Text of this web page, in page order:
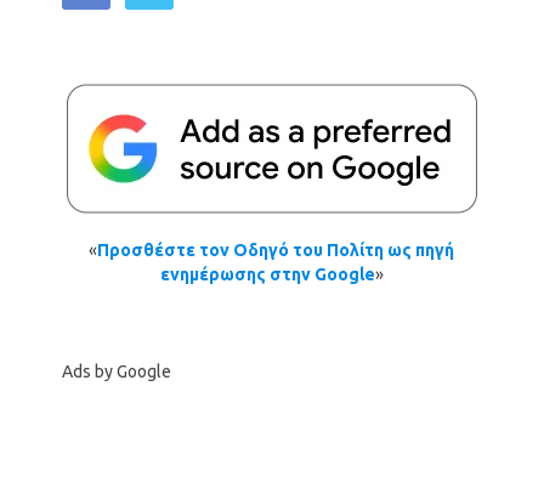
«Προσθέστε τον Οδηγό του Πολίτη ως πηγή
ενημέρωσης στην Google»
Ads by Google